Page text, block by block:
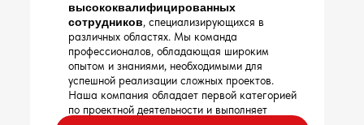
высококвалифицированных
сотрудников, специализирующихся в
различных областях. Мы команда
профессионалов, обладающая широким
опытом и знаниями, необходимыми для
успешной реализации сложных проектов.
Наша компания обладает первой категорией
по проектной деятельности и выполняет